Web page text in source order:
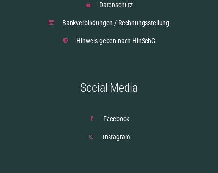
Datenschutz
Bankverbindungen / Rechnungsstellung
Hinweis geben nach HinSchG
Social Media
Facebook
Instagram